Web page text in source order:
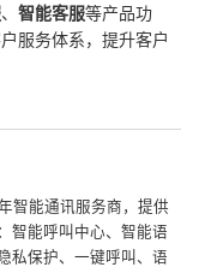
、 智能客服等产品功
服务体系，提升客户
智能通讯服务商，提供
智能呼叫中心、智能语
私保护、一键呼叫、语